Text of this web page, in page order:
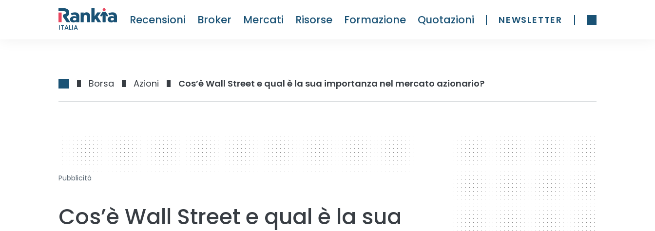
ITALIA
Recensioni Broker Mercati Risorse Formazione Quotazioni NEWSLETTER
Borsa Azioni Cos’è Wall Street e qual è la sua importanza nel mercato azionario?
728 x 90
Pubblicità
Cos’è Wall Street e qual è la sua
300 x 600